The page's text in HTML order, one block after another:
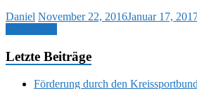
Daniel November 22, 2016Januar 17,
Letzte Beiträge
Förderung durch den